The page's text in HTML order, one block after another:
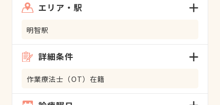
エリア・駅
明智駅
詳細条件
作業療法士（OT）在籍